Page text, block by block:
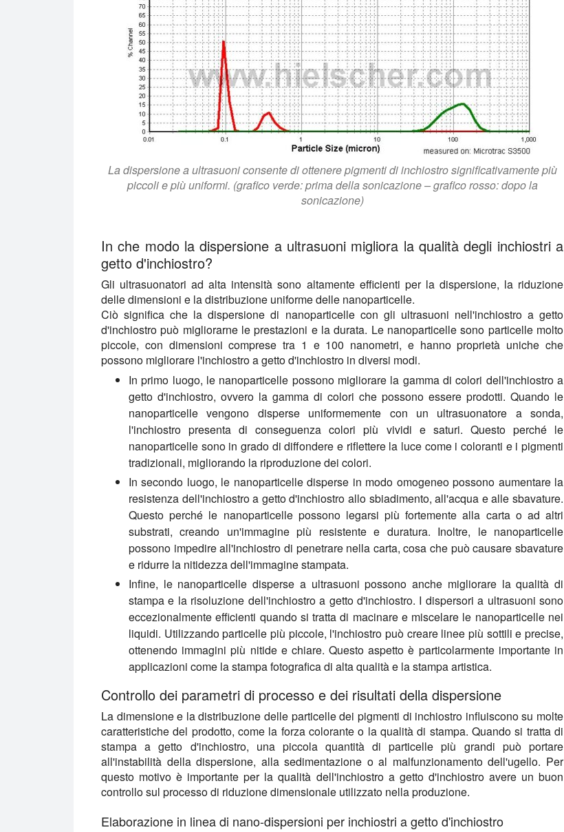
La dispersione a ultrasuoni consente di ottenere pigmenti di inchiostro significativamente più
piccoli e più uniformi. (grafico verde: prima della sonicazione – grafico rosso: dopo la
sonicazione)
In che modo la dispersione a ultrasuoni migliora la qualità degli inchiostri a
getto d'inchiostro?
Gli ultrasuonatori ad alta intensità sono altamente efficienti per la dispersione, la riduzione
delle dimensioni e la distribuzione uniforme delle nanoparticelle.
Ciò significa che la dispersione di nanoparticelle con gli ultrasuoni nell'inchiostro a getto
d'inchiostro può migliorarne le prestazioni e la durata. Le nanoparticelle sono particelle molto
piccole, con dimensioni comprese tra 1 e 100 nanometri, e hanno proprietà uniche che
possono migliorare l'inchiostro a getto d'inchiostro in diversi modi.
In primo luogo, le nanoparticelle possono migliorare la gamma di colori dell'inchiostro a
getto d'inchiostro, ovvero la gamma di colori che possono essere prodotti. Quando le
nanoparticelle vengono disperse uniformemente con un ultrasuonatore a sonda,
l'inchiostro presenta di conseguenza colori più vividi e saturi. Questo perché le
nanoparticelle sono in grado di diffondere e riflettere la luce come i coloranti e i pigmenti
tradizionali, migliorando la riproduzione dei colori.
In secondo luogo, le nanoparticelle disperse in modo omogeneo possono aumentare la
resistenza dell'inchiostro a getto d'inchiostro allo sbiadimento, all'acqua e alle sbavature.
Questo perché le nanoparticelle possono legarsi più fortemente alla carta o ad altri
substrati, creando un'immagine più resistente e duratura. Inoltre, le nanoparticelle
possono impedire all'inchiostro di penetrare nella carta, cosa che può causare sbavature
e ridurre la nitidezza dell'immagine stampata.
Infine, le nanoparticelle disperse a ultrasuoni possono anche migliorare la qualità di
stampa e la risoluzione dell'inchiostro a getto d'inchiostro. I dispersori a ultrasuoni sono
eccezionalmente efficienti quando si tratta di macinare e miscelare le nanoparticelle nei
liquidi. Utilizzando particelle più piccole, l'inchiostro può creare linee più sottili e precise,
ottenendo immagini più nitide e chiare. Questo aspetto è particolarmente importante in
applicazioni come la stampa fotografica di alta qualità e la stampa artistica.
Controllo dei parametri di processo e dei risultati della dispersione
La dimensione e la distribuzione delle particelle dei pigmenti di inchiostro influiscono su molte
caratteristiche del prodotto, come la forza colorante o la qualità di stampa. Quando si tratta di
stampa a getto d'inchiostro, una piccola quantità di particelle più grandi può portare
all'instabilità della dispersione, alla sedimentazione o al malfunzionamento dell'ugello. Per
questo motivo è importante per la qualità dell'inchiostro a getto d'inchiostro avere un buon
controllo sul processo di riduzione dimensionale utilizzato nella produzione.
Elaborazione in linea di nano-dispersioni per inchiostri a getto d'inchiostro